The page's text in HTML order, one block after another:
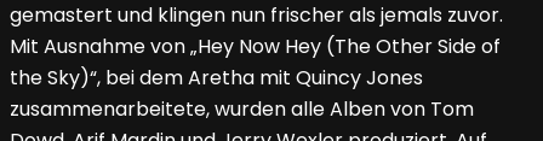
gemastert und klingen nun frischer als jemals zuvor.
Mit Ausnahme von „Hey Now Hey (The Other Side of
the Sky)“, bei dem Aretha mit Quincy Jones
zusammenarbeitete, wurden alle Alben von Tom